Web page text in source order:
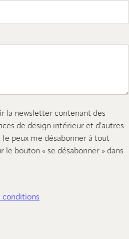
la newsletter contenant des
de design intérieur et d'autres
peux me désabonner à tout
bouton « se désabonner » dans
conditions